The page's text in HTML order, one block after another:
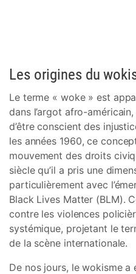
Les origines du
Le terme « woke » est
dans l’argot afro-
d’être conscient des
les années 1960, ce
mouvement des droits
siècle qu’il a pris une
particulièrement avec
Black Lives Matter (BLM).
contre les violences
systémique, projetant le
de la scène internationale.
De nos jours, le wokisme a